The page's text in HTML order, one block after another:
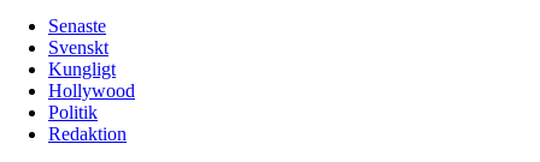
Senaste
Svenskt
Kungligt
Hollywood
Politik
Redaktion